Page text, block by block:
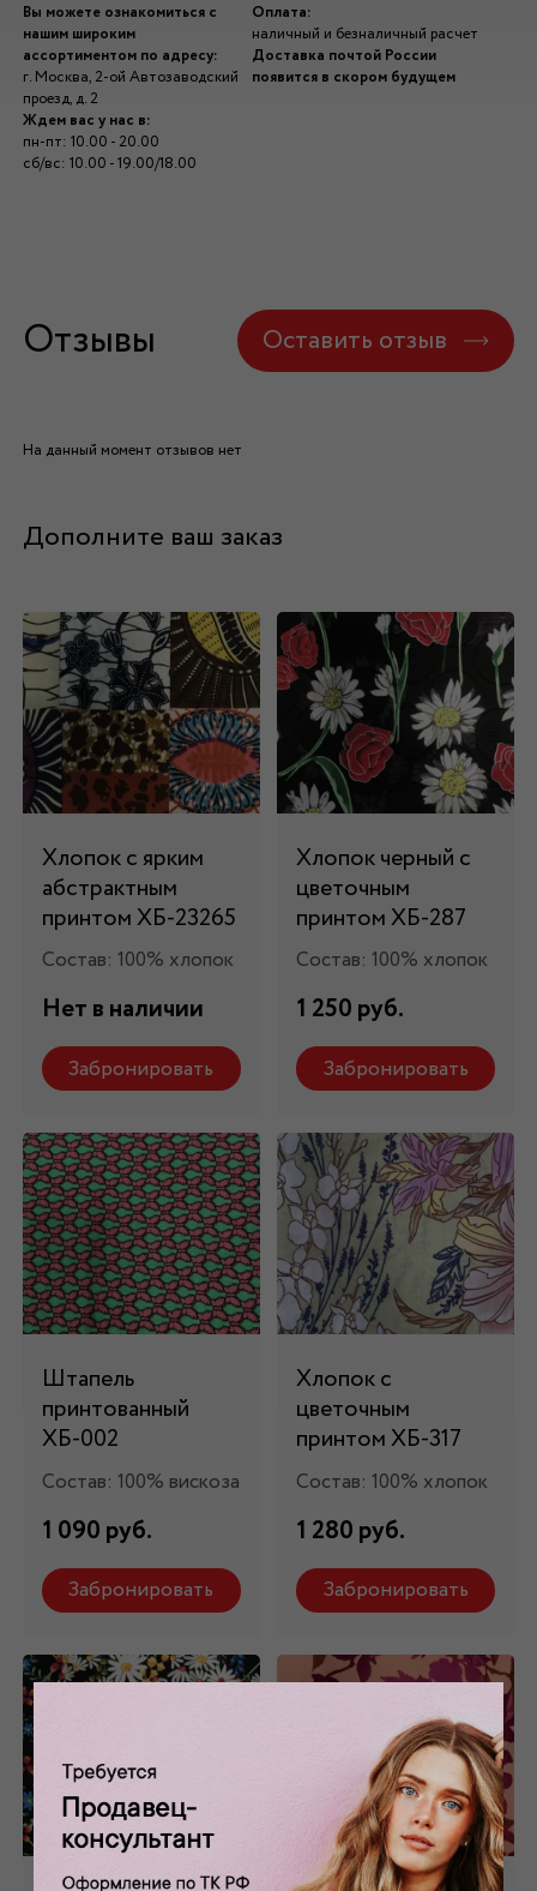
Вы можете ознакомиться с
нашим широким
ассортиментом по адресу:
г. Москва, 2-ой Автозаводский
проезд, д. 2
Ждем вас у нас в:
пн-пт: 10.00 - 20.00
сб/вс: 10.00 - 19.00/18.00
Оплата:
наличный и безналичный расчет
Доставка почтой России
появится в скором будущем
Отзывы Оставить отзыв
На данный момент отзывов нет
Дополните ваш заказ
Хлопок с ярким
абстрактным
принтом ХБ-23265
Состав: 100% хлопок
Нет в наличии
Забронировать
Хлопок черный с
цветочным
принтом ХБ-287
Состав: 100% хлопок
1 250 руб.
Забронировать
Штапель
принтованный
ХБ-002
Состав: 100% вискоза
1 090 руб.
Забронировать
Хлопок с
цветочным
принтом ХБ-317
Состав: 100% хлопок
1 280 руб.
Забронировать